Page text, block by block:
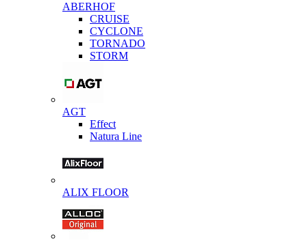
ABERHOF
CRUISE
CYCLONE
TORNADO
STORM
AGT
Effect
Natura Line
ALIX FLOOR